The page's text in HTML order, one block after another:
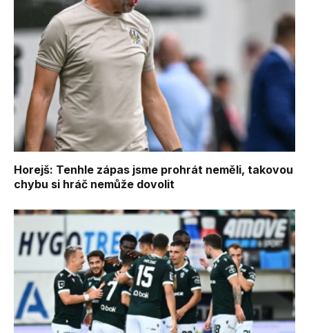
Horejš: Tenhle zápas jsme prohrát neměli, takovou
chybu si hráč nemůže dovolit